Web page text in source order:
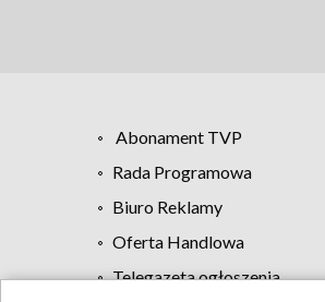
Abonament TVP
Rada Programowa
Biuro Reklamy
Oferta Handlowa
Telegazeta ogłoszenia